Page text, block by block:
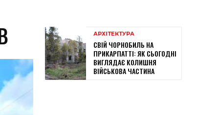
АРХІТЕКТУРА
СВІЙ ЧОРНОБИЛЬ НА
ПРИКАРПАТТІ: ЯК СЬОГОДНІ
ВИГЛЯДАЄ КОЛИШНЯ
ВІЙСЬКОВА ЧАСТИНА